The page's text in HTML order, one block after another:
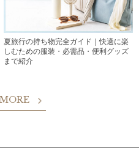
夏旅行の持ち物完全ガイド｜快適に楽
しむための服装・必需品・便利グッズ
まで紹介